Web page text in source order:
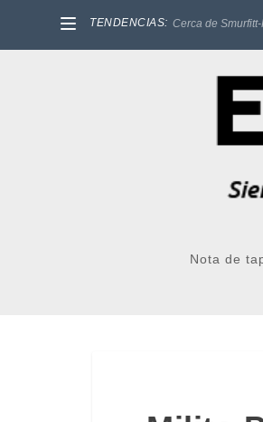
TENDENCIAS: Cerca de
Nota de